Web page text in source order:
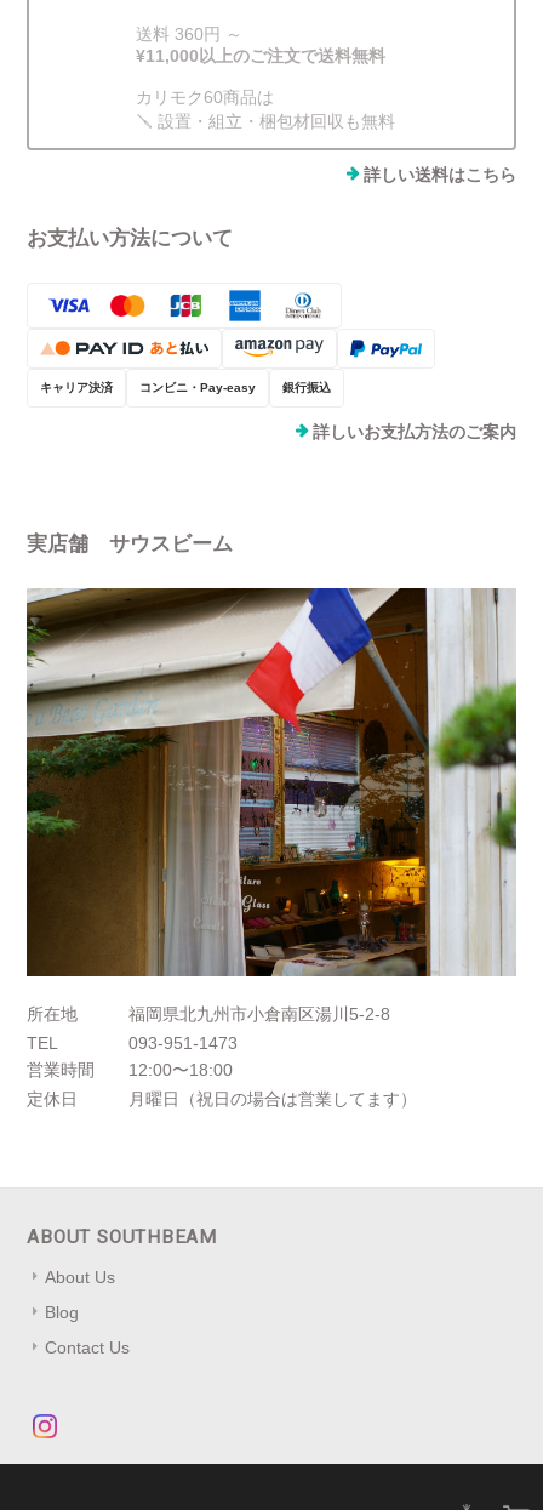
送料 360円 ～
¥11,000以上のご注文で送料無料
カリモク60商品は
🪛 設置・組立・梱包材回収も無料
詳しい送料はこちら
お支払い方法について
キャリア決済 コンビニ・Pay-easy 銀行振込
詳しいお支払方法のご案内
実店舗 サウスビーム
所在地
福岡県北九州市小倉南区湯川5-2-8
TEL
093-951-1473
営業時間
12:00〜18:00
定休日
月曜日（祝日の場合は営業してます）
ABOUT SOUTHBEAM
About Us
Blog
Contact Us